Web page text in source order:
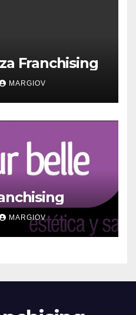
Franchising
MARGIOV
MARGIOV